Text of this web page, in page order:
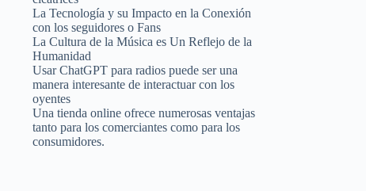
La Tecnología y su Impacto en la Conexión
con los seguidores o Fans
La Cultura de la Música es Un Reflejo de la
Humanidad
Usar ChatGPT para radios puede ser una
manera interesante de interactuar con los
oyentes
Una tienda online ofrece numerosas ventajas
tanto para los comerciantes como para los
consumidores.